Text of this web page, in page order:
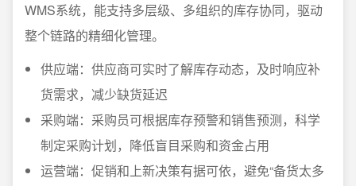
WMS系统，能支持多层级、多组织的库存协同，驱动
整个链路的精细化管理。
供应端：供应商可实时了解库存动态，及时响应补
货需求，减少缺货延迟
采购端：采购员可根据库存预警和销售预测，科学
制定采购计划，降低盲目采购和资金占用
运营端：促销和上新决策有据可依，避免“备货太多